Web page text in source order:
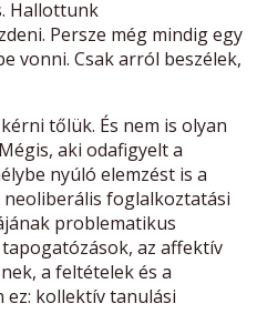
Hallottunk
Persze még mindig egy
vonni. Csak arról beszélek,
tőlük. És nem is olyan
aki odafigyelt a
nyúló elemzést is a
foglalkoztatási
problematikus
az affektív
a feltételek és a
kollektív tanulási